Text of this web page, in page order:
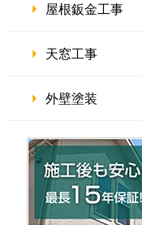
屋根鈑金工事
天窓工事
外壁塗装